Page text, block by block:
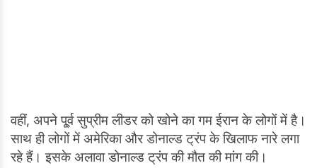
वहीं, अपने पू्र्व सुप्रीम लीडर को खोने का गम ईरान के लोगों में है।
साथ ही लोगों में अमेरिका और डोनाल्ड ट्रंप के खिलाफ नारे लगा
रहे हैं। इसके अलावा डोनाल्ड ट्रंप की मौत की मांग की।